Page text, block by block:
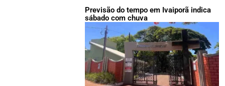
Previsão do tempo em Ivaiporã indica
sábado com chuva